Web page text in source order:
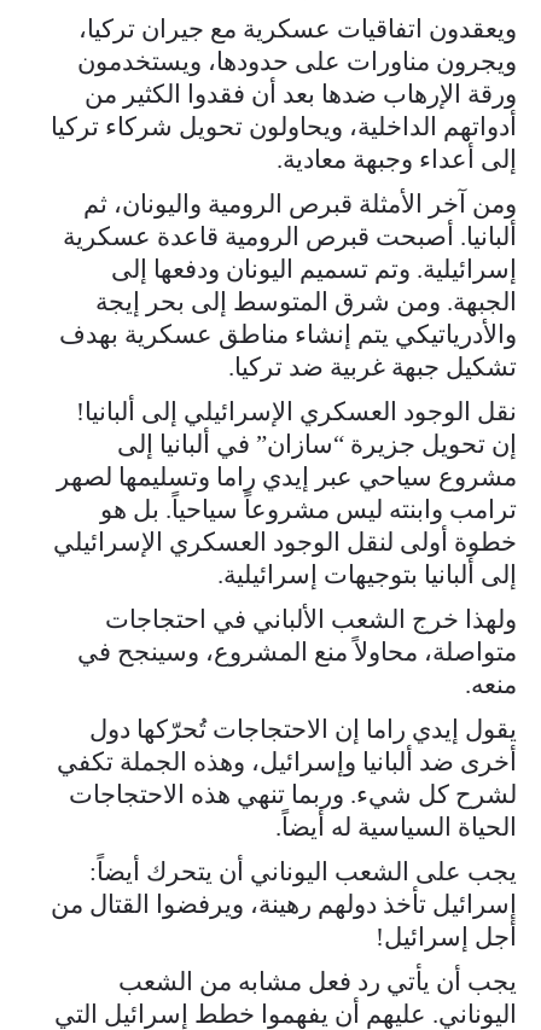
ويعقدون اتفاقيات عسكرية مع جيران تركيا،
ويجرون مناورات على حدودها، ويستخدمون
ورقة الإرهاب ضدها بعد أن فقدوا الكثير من
أدواتهم الداخلية، ويحاولون تحويل شركاء تركيا
إلى أعداء وجبهة معادية.
ومن آخر الأمثلة قبرص الرومية واليونان، ثم
ألبانيا. أصبحت قبرص الرومية قاعدة عسكرية
إسرائيلية. وتم تسميم اليونان ودفعها إلى
الجبهة. ومن شرق المتوسط إلى بحر إيجة
والأدرياتيكي يتم إنشاء مناطق عسكرية بهدف
تشكيل جبهة غربية ضد تركيا.
نقل الوجود العسكري الإسرائيلي إلى ألبانيا!
إن تحويل جزيرة “سازان” في ألبانيا إلى
مشروع سياحي عبر إيدي راما وتسليمها لصهر
ترامب وابنته ليس مشروعاً سياحياً. بل هو
خطوة أولى لنقل الوجود العسكري الإسرائيلي
إلى ألبانيا بتوجيهات إسرائيلية.
ولهذا خرج الشعب الألباني في احتجاجات
متواصلة، محاولاً منع المشروع، وسينجح في
منعه.
يقول إيدي راما إن الاحتجاجات تُحرّكها دول
أخرى ضد ألبانيا وإسرائيل، وهذه الجملة تكفي
لشرح كل شيء. وربما تنهي هذه الاحتجاجات
الحياة السياسية له أيضاً.
يجب على الشعب اليوناني أن يتحرك أيضاً:
إسرائيل تأخذ دولهم رهينة، ويرفضوا القتال من
أجل إسرائيل!
يجب أن يأتي رد فعل مشابه من الشعب
اليوناني. عليهم أن يفهموا خطط إسرائيل التي